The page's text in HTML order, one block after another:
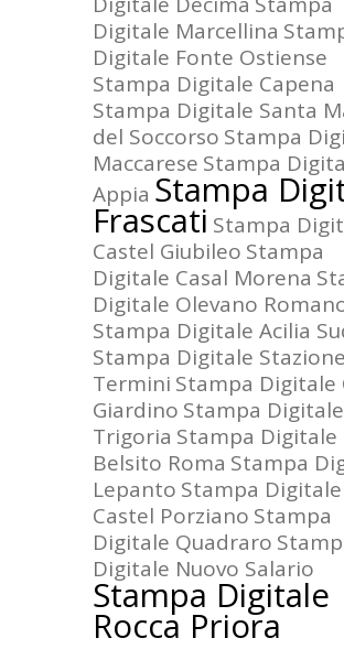
Digitale Marcellina
Digitale Fonte Ostiense
Stampa Digitale Capena
Stampa Digitale Santa
del Soccorso Stampa
Maccarese Stampa
Appia Stampa
Frascati Stampa
Castel Giubileo Stampa
Digitale Casal Morena
Digitale Olevano
Stampa Digitale Acilia
Stampa Digitale Stazione
Termini Stampa Digitale
Giardino Stampa Digitale
Trigoria Stampa Digitale
Belsito Roma Stampa
Lepanto Stampa Digitale
Castel Porziano Stampa
Digitale Quadraro
Digitale Nuovo Salario
Stampa Digitale
Rocca Priora